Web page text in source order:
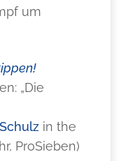
um
„Die
Schulz in the
ProSieben)